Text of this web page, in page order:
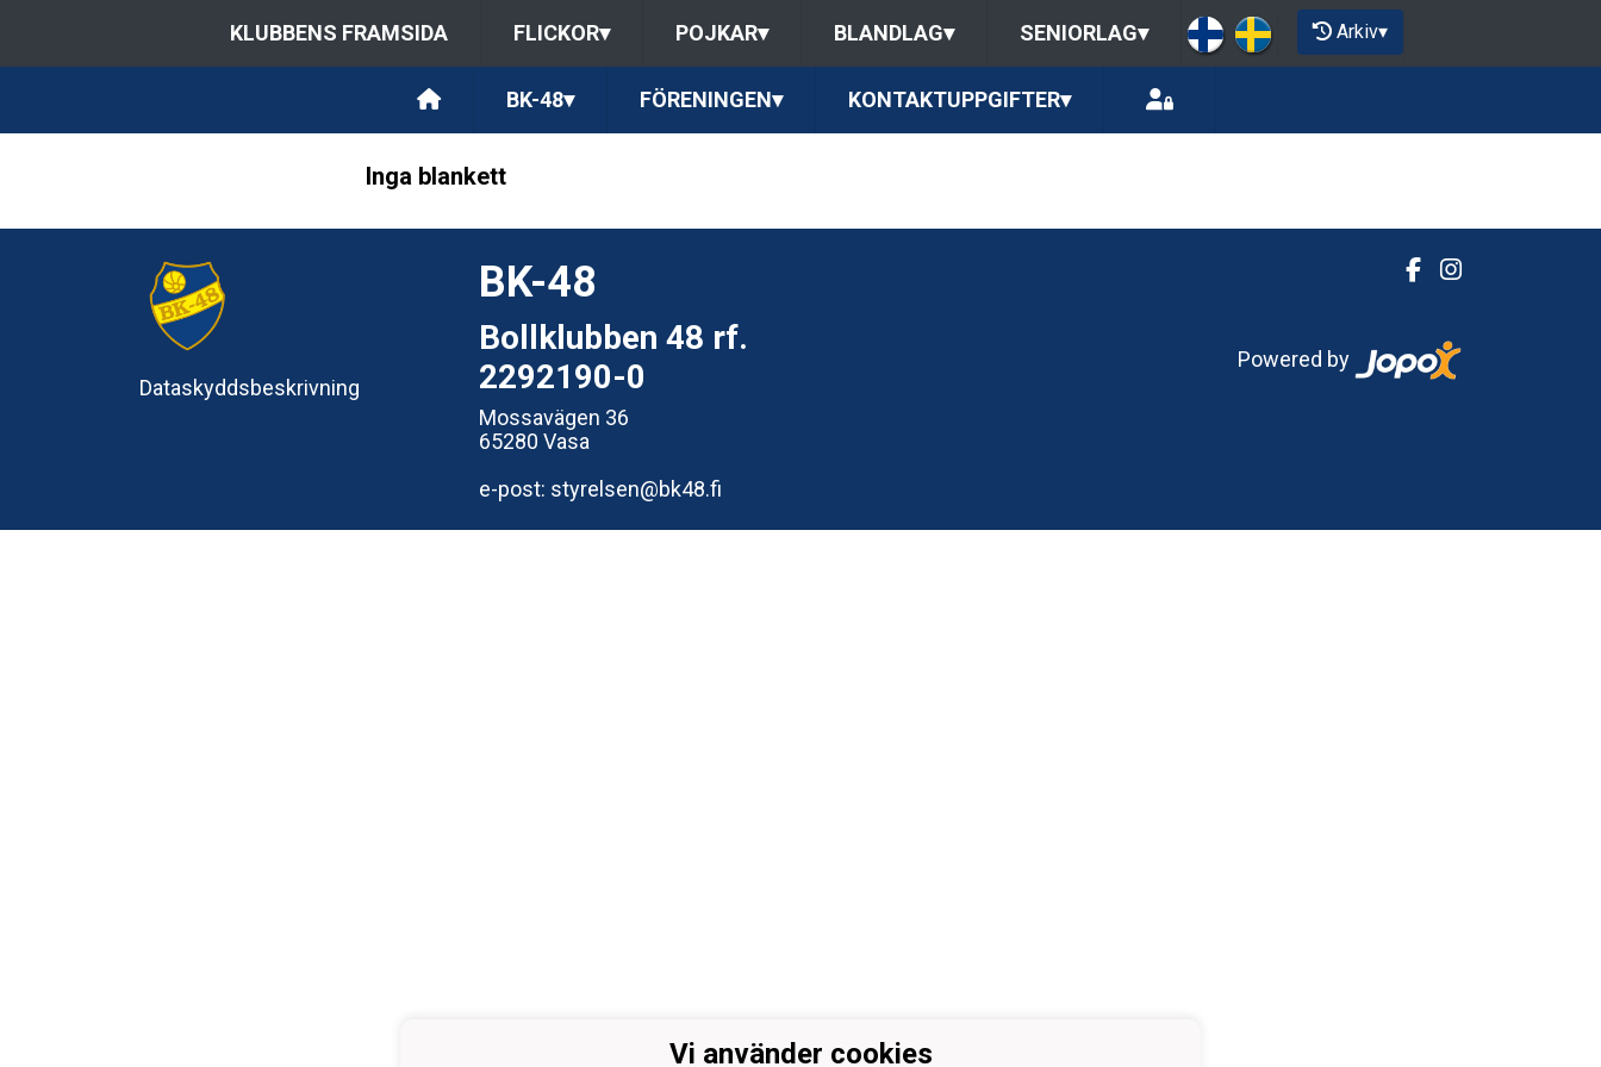
KLUBBENS FRAMSIDA FLICKOR▾ POJKAR▾ BLANDLAG▾ SENIORLAG▾ Arkiv▾
BK-48▾ FÖRENINGEN▾ KONTAKTUPPGIFTER▾
Inga blankett
Dataskyddsbeskrivning
BK-48
Bollklubben 48 rf.
2292190-0
Mossavägen 36
65280 Vasa
e-post: styrelsen@bk48.fi
Powered by
Vi använder cookies